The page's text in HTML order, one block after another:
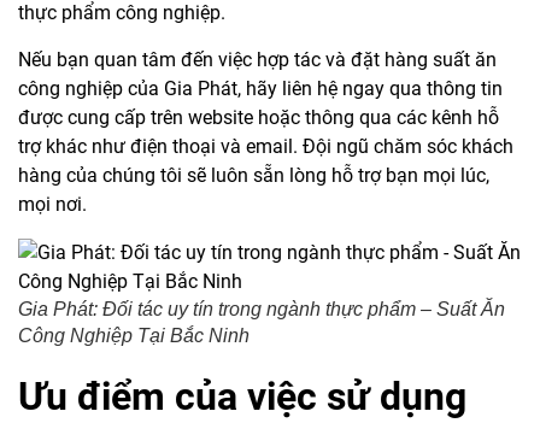
thực phẩm công nghiệp.
Nếu bạn quan tâm đến việc hợp tác và đặt hàng suất ăn
công nghiệp của Gia Phát, hãy liên hệ ngay qua thông tin
được cung cấp trên website hoặc thông qua các kênh hỗ
trợ khác như điện thoại và email. Đội ngũ chăm sóc khách
hàng của chúng tôi sẽ luôn sẵn lòng hỗ trợ bạn mọi lúc,
mọi nơi.
Gia Phát: Đối tác uy tín trong ngành thực phẩm – Suất Ăn
Công Nghiệp Tại Bắc Ninh
Ưu điểm của việc sử dụng